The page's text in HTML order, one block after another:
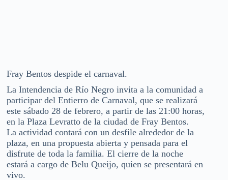
Fray Bentos despide el carnaval.
La Intendencia de Río Negro invita a la comunidad a
participar del Entierro de Carnaval, que se realizará
este sábado 28 de febrero, a partir de las 21:00 horas,
en la Plaza Levratto de la ciudad de Fray Bentos.
La actividad contará con un desfile alrededor de la
plaza, en una propuesta abierta y pensada para el
disfrute de toda la familia. El cierre de la noche
estará a cargo de Belu Queijo, quien se presentará en
vivo.